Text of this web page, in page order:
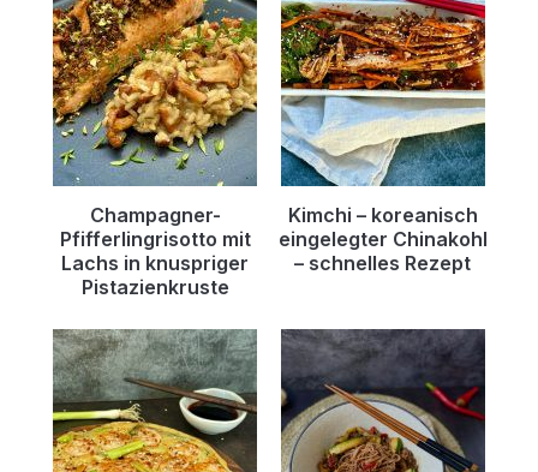
Champagner-
Pfifferlingrisotto mit
Lachs in knuspriger
Pistazienkruste
Kimchi – koreanisch
eingelegter Chinakohl
– schnelles Rezept